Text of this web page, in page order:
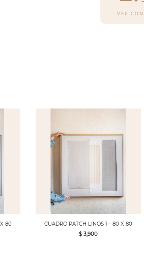
VER
80
CUADRO PATCH LINOS 1 - 80 X 80
$ 3,900